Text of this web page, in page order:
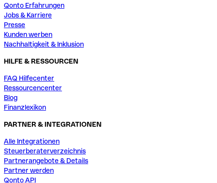
Qonto Erfahrungen
Jobs & Karriere
Presse
Kunden werben
Nachhaltigkeit & Inklusion
HILFE & RESSOURCEN
FAQ Hilfecenter
Ressourcencenter
Blog
Finanzlexikon
PARTNER & INTEGRATIONEN
Alle Integrationen
Steuerberaterverzeichnis
Partnerangebote & Details
Partner werden
Qonto API